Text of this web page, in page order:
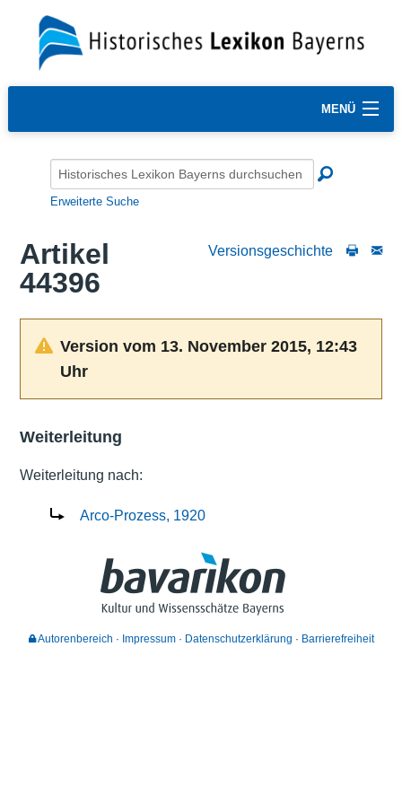
MENÜ
Erweiterte Suche
Versionsgeschichte
Artikel
44396
Version vom 13. November 2015, 12:43
Uhr
Weiterleitung
Weiterleitung nach:
Arco-Prozess, 1920
Autorenbereich Impressum Datenschutzerklärung Barrierefreiheit